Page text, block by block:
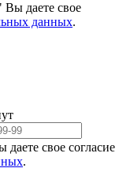
даете свое
данных.
свое согласие
.